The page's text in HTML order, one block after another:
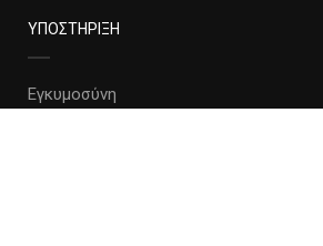
ΥΠΟΣΤΗΡΙΞΗ
Εγκυμοσύνη